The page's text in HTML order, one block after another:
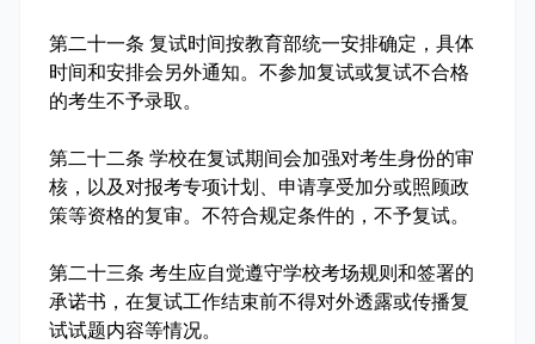
第二十一条 复试时间按教育部统一安排确定，具体
时间和安排会另外通知。不参加复试或复试不合格
的考生不予录取。
第二十二条 学校在复试期间会加强对考生身份的审
核，以及对报考专项计划、申请享受加分或照顾政
策等资格的复审。不符合规定条件的，不予复试。
第二十三条 考生应自觉遵守学校考场规则和签署的
承诺书，在复试工作结束前不得对外透露或传播复
试试题内容等情况。